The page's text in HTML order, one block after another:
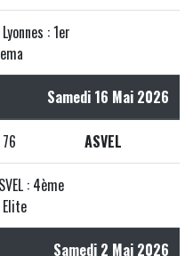
: 1er
Samedi 16 Mai 2026
76 ASVEL
: 4ème
Samedi 2 Mai 2026